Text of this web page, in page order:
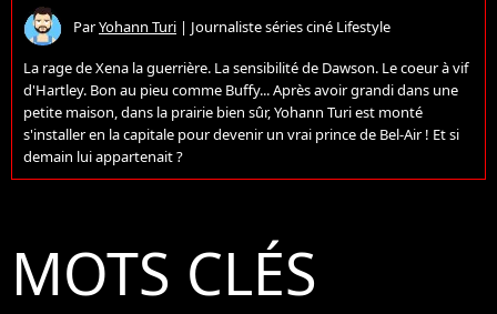
ParYohann Turi | Journaliste séries ciné Lifestyle
La rage de Xena la guerrière. La sensibilité de Dawson. Le coeur à vif
d'Hartley. Bon au pieu comme Buffy... Après avoir grandi dans une
petite maison, dans la prairie bien sûr, Yohann Turi est monté
s'installer en la capitale pour devenir un vrai prince de Bel-Air ! Et si
demain lui appartenait ?
MOTS CLÉS